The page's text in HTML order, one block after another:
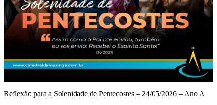
Reflexão para a Solenidade de Pentecostes – 24/05/2026 – Ano A